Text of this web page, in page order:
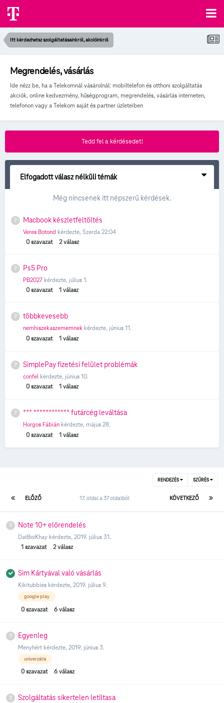
Itt kérdezhetsz szolgáltatásainkról, akcióinkról
Megrendelés, vásárlás
Ide nézz be, ha a Telekomnál vásárolnál: mobiltelefon és otthoni szolgáltatás
akciók, online kedvezmény, hűségprogram, megrendelés, vásárlás interneten,
telefonon vagy a Telekom saját és partner üzleteiben
Tedd fel a kérdésedet!
Elfogadott válasz nélküli témák
Még nincsenek itt népszerű kérdések.
Macbook készletfeltöltés
Veres Botond kérdezte, Szerda 22:04
0 szavazat 2 válasz
Ps5 Pro
PB2027 kérdezte, július 1.
0 szavazat 1 válasz
többkevesebb
nemhiszekaszememnek kérdezte, június 11.
0 szavazat 1 válasz
SimplePay fizetési felület problémák
confel kérdezte, június 10.
0 szavazat 1 válasz
*** ************ futárcég leváltása
Horgos Fábián kérdezte, május 28.
0 szavazat 1 válasz
RENDEZÉS SZŰRÉS
ELŐZŐ KÖVETKEZŐ
17. oldal a 37 oldalból
Note 10+ előrendelés
DatBoiKhay kérdezte, 2019. július 31.
1 szavazat 2 válasz
Sim Kártyával való vásárlás
Kikitubbies kérdezte, 2019. július 9.
google play
0 szavazat 6 válasz
Egyenleg
Menyhért kérdezte, 2019. június 3.
univerzális
0 szavazat 6 válasz
Szolgáltatás sikertelen letiltasa